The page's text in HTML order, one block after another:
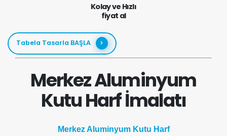
Kolay ve Hızlı
fiyat al
Tabela Tasarla BAŞLA
Merkez Aluminyum
Kutu Harf İmalatı
Merkez Aluminyum Kutu Harf